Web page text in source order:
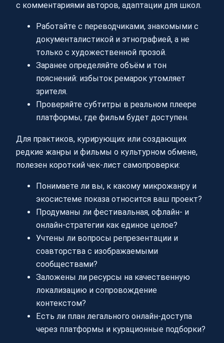
с комментариями авторов, адаптации для школ.
Работайте с переводчиками, знакомыми с
документалистикой и этнографией, а не
только с художественной прозой.
Заранее определяйте объём и тон
пояснений: избыток ремарок утомляет
зрителя.
Проверяйте субтитры в реальном плеере
платформы, где фильм будет доступен.
Для практиков, курирующих или создающих
редкие жанры и фильмы о культурном обмене,
полезен короткий чек-лист самопроверки:
Понимаете ли вы, к какому микрожанру и
экосистеме показа относится ваш проект?
Продуманы ли фестивальная, офлайн- и
онлайн-стратегии как единое целое?
Учтены ли вопросы репрезентации и
соавторства с изображаемыми
сообществами?
Заложены ли ресурсы на качественную
локализацию и сопровождение
контекстом?
Есть ли план легального онлайн-доступа
через платформы и курационные подборки?